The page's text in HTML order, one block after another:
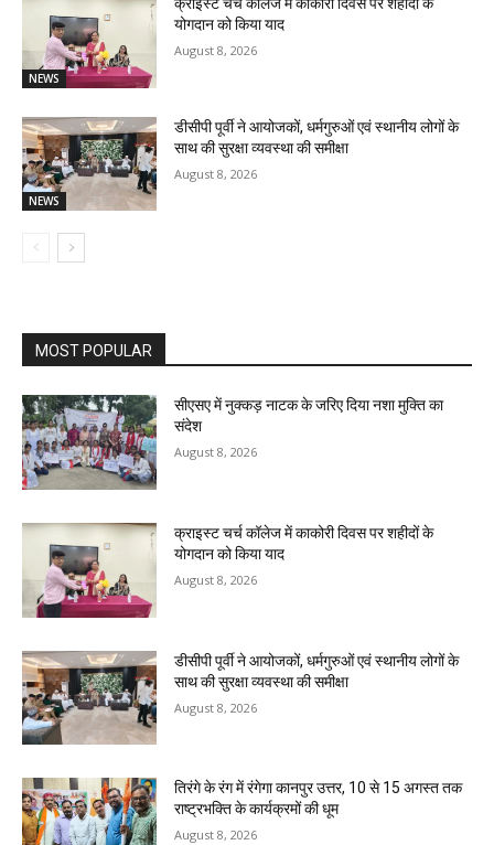
NEWS
योगदान को किया याद
August 8, 2026
NEWS
डीसीपी पूर्वी ने आयोजकों, धर्मगुरुओं एवं स्थानीय लोगों के
साथ की सुरक्षा व्यवस्था की समीक्षा
August 8, 2026
MOST POPULAR
सीएसए में नुक्कड़ नाटक के जरिए दिया नशा मुक्ति का
संदेश
August 8, 2026
क्राइस्ट चर्च कॉलेज में काकोरी दिवस पर शहीदों के
योगदान को किया याद
August 8, 2026
डीसीपी पूर्वी ने आयोजकों, धर्मगुरुओं एवं स्थानीय लोगों के
साथ की सुरक्षा व्यवस्था की समीक्षा
August 8, 2026
तिरंगे के रंग में रंगेगा कानपुर उत्तर, 10 से 15 अगस्त तक
राष्ट्रभक्ति के कार्यक्रमों की धूम
August 8, 2026